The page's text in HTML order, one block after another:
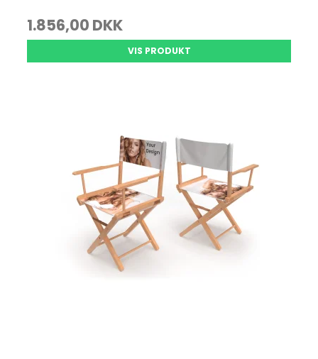
1.856,00 DKK
VIS PRODUKT